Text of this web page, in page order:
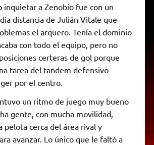
inquietar a Zenobio fue con un
distancia de Julián Vitale que
el arquero. Tenía el dominio
con todo el equipo, pero no
certeras de gol porque
tarea del tandem defensivo
por el centro.
un ritmo de juego muy bueno
gente, con mucha movilidad,
pelota cerca del área rival y
avanzar. Lo único que le faltó a